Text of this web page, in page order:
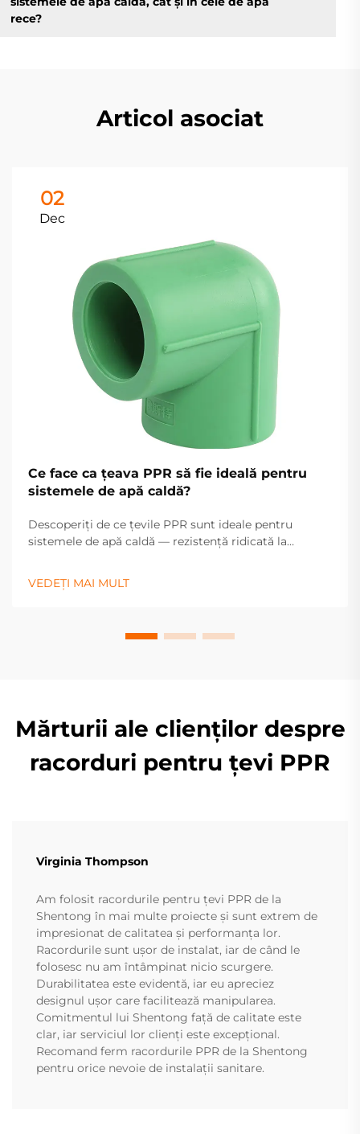
rece?
Articol asociat
02
Dec
Ce face ca țeava PPR să fie ideală pentru
sistemele de apă caldă?
Descoperiți de ce țevile PPR sunt ideale pentru
sistemele de apă caldă — rezistență ridicată la
VEDEȚI MAI MULT
Mărturii ale clienților despre
racorduri pentru țevi PPR
Virginia Thompson
Am folosit racordurile pentru țevi PPR de la
Shentong în mai multe proiecte și sunt extrem de
impresionat de calitatea și performanța lor.
Racordurile sunt ușor de instalat, iar de când le
folosesc nu am întâmpinat nicio scurgere.
Durabilitatea este evidentă, iar eu apreciez
designul ușor care facilitează manipularea.
Comitmentul lui Shentong față de calitate este
clar, iar serviciul lor clienți este excepțional.
Recomand ferm racordurile PPR de la Shentong
pentru orice nevoie de instalații sanitare.